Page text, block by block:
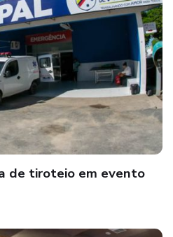
de tiroteio em evento